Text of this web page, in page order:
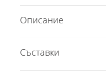
Описание
Съставки